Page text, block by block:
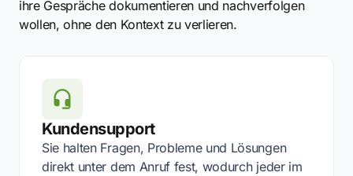
ihre Gespräche dokumentieren und nachverfolgen
wollen, ohne den Kontext zu verlieren.
Kundensupport
Sie halten Fragen, Probleme und Lösungen
direkt unter dem Anruf fest, wodurch jeder im